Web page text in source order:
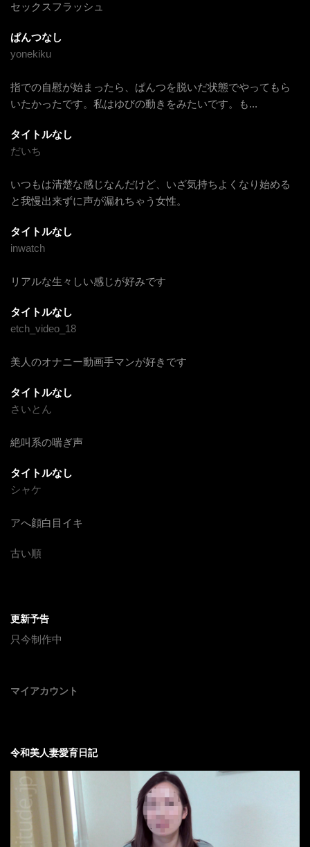
セックスフラッシュ
ぱんつなし
yonekiku
指での自慰が始まったら、ぱんつを脱いだ状態でやってもら
いたかったです。私はゆびの動きをみたいです。も...
タイトルなし
だいち
いつもは清楚な感じなんだけど、いざ気持ちよくなり始める
と我慢出来ずに声が漏れちゃう女性。
タイトルなし
inwatch
リアルな生々しい感じが好みです
タイトルなし
etch_video_18
美人のオナニー動画手マンが好きです
タイトルなし
さいとん
絶叫系の喘ぎ声
タイトルなし
シャケ
アへ顔白目イキ
古い順
更新予告
只今制作中
マイアカウント
令和美人妻愛育日記